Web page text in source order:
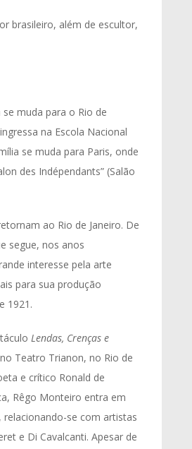
brasileiro, além de escultor,
muda para o Rio de
na Escola Nacional
se muda para Paris, onde
des Indépendants” (Salão
ao Rio de Janeiro. De
segue, nos anos
interesse pela arte
para sua produção
1921.
Lendas, Crenças e
Teatro Trianon, no Rio de
e crítico Ronald de
Rêgo Monteiro entra em
se com artistas
e Di Cavalcanti. Apesar de